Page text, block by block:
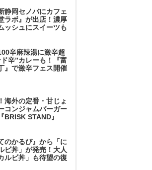
静岡セノバにカフェ
ラボ』が出店！濃厚
ッシュにスイーツも
辛麻辣湯に激辛超
辛”カレーも！『富
』で激辛フェス開催
海外の定番・甘じょ
コンジャムバーガー
BRISK STAND』
のかるび』から「に
ビ丼」が発売！大人
ルビ丼」も待望の復